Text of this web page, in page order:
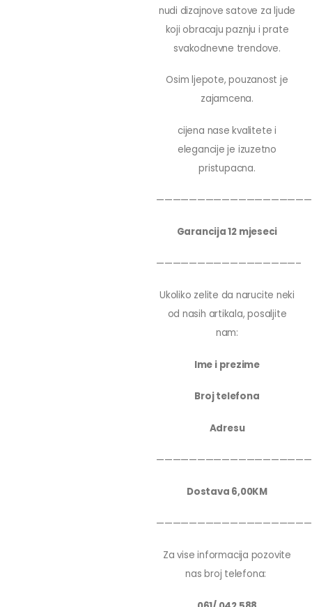
nudi dizajnove satove za ljude
koji obracaju paznju i prate
svakodnevne trendove.
Osim ljepote, pouzanost je
zajamcena.
cijena nase kvalitete i
elegancije je izuzetno
pristupacna.
Garancija 12 mjeseci
—————————————————–
Ukoliko zelite da narucite neki
od nasih artikala, posaljite
nam:
Ime i prezime
Broj telefona
Adresu
———————————————————
Dostava 6,00KM
———————————————————
Za vise informacija pozovite
nas broj telefona: